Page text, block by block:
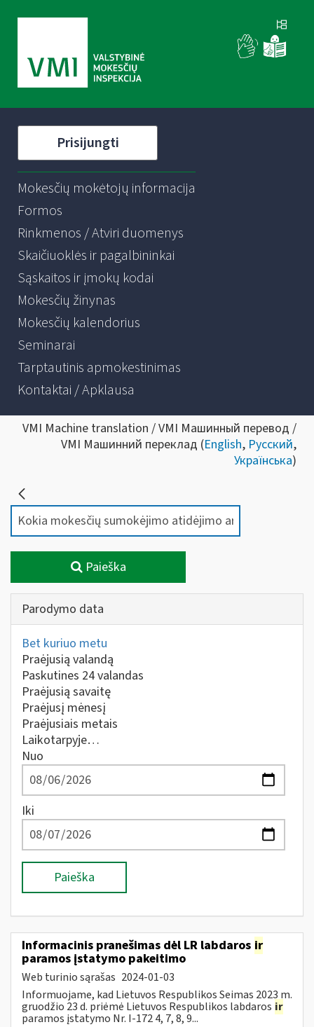
Prisijungti
Mokesčių mokėtojų informacija
Formos
Rinkmenos / Atviri duomenys
Skaičiuoklės ir pagalbininkai
Sąskaitos ir įmokų kodai
Mokesčių žinynas
Mokesčių kalendorius
Seminarai
Tarptautinis apmokestinimas
Kontaktai / Apklausa
VMI Machine translation / VMI Машинный перевод /
VMI Машинний переклад (English, Русский,
Українська)
Paieška
Parodymo data
Bet kuriuo metu
Praėjusią valandą
Paskutines 24 valandas
Praėjusią savaitę
Praėjusį mėnesį
Praėjusiais metais
Laikotarpyje…
Nuo
Iki
Paieška
Informacinis pranešimas dėl LR labdaros ir
paramos įstatymo pakeitimo
Web turinio sąrašas 2024-01-03
Informuojame, kad Lietuvos Respublikos Seimas 2023 m.
gruodžio 23 d. priėmė Lietuvos Respublikos labdaros ir
paramos įstatymo Nr. I-172 4, 7, 8, 9...